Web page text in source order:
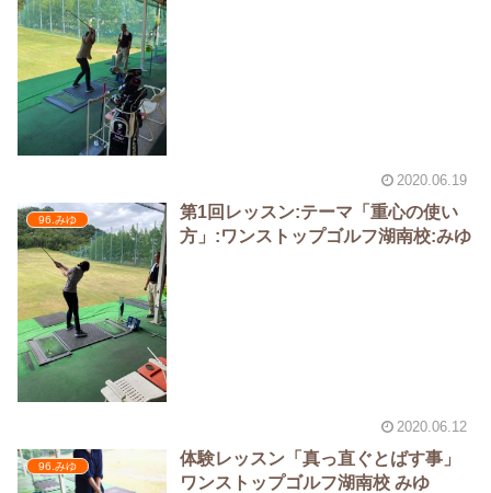
2020.06.19
96.みゆ
第1回レッスン:テーマ「重心の使い
方」:ワンストップゴルフ湖南校:みゆ
2020.06.12
96.みゆ
体験レッスン「真っ直ぐとばす事」
ワンストップゴルフ湖南校 みゆ